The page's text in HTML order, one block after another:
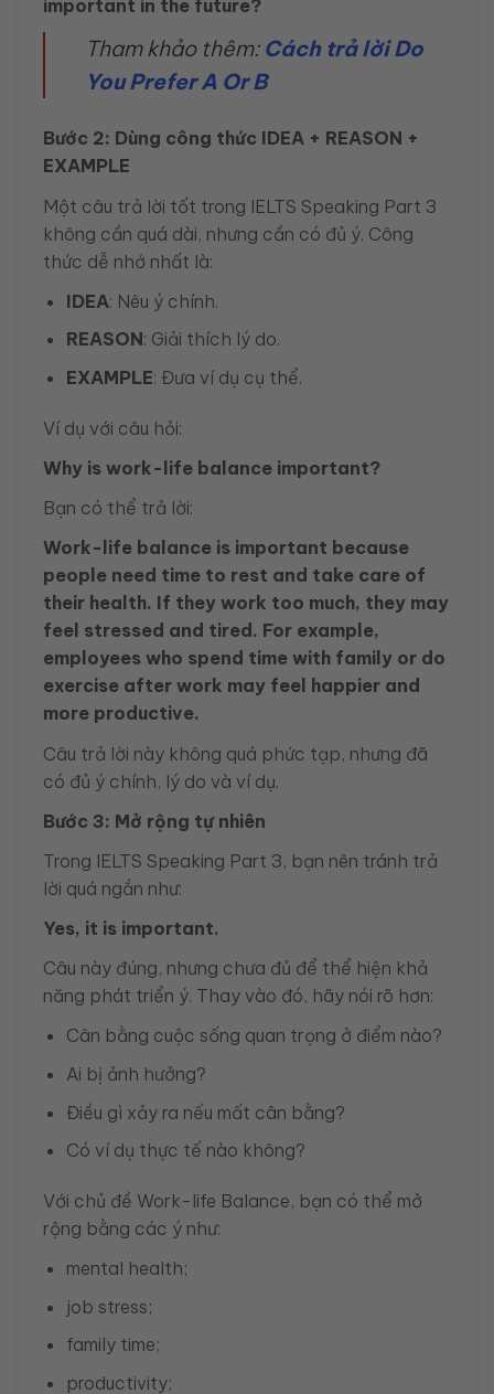
important in the future?
Tham khảo thêm: Cách trả lời Do
You Prefer A Or B
Bước 2: Dùng công thức IDEA + REASON +
EXAMPLE
Một câu trả lời tốt trong IELTS Speaking Part 3
không cần quá dài, nhưng cần có đủ ý. Công
thức dễ nhớ nhất là:
IDEA: Nêu ý chính.
REASON: Giải thích lý do.
EXAMPLE: Đưa ví dụ cụ thể.
Ví dụ với câu hỏi:
Why is work-life balance important?
Bạn có thể trả lời:
Work-life balance is important because
people need time to rest and take care of
their health. If they work too much, they may
feel stressed and tired. For example,
employees who spend time with family or do
exercise after work may feel happier and
more productive.
Câu trả lời này không quá phức tạp, nhưng đã
có đủ ý chính, lý do và ví dụ.
Bước 3: Mở rộng tự nhiên
Trong IELTS Speaking Part 3, bạn nên tránh trả
lời quá ngắn như:
Yes, it is important.
Câu này đúng, nhưng chưa đủ để thể hiện khả
năng phát triển ý. Thay vào đó, hãy nói rõ hơn:
Cân bằng cuộc sống quan trọng ở điểm nào?
Ai bị ảnh hưởng?
Điều gì xảy ra nếu mất cân bằng?
Có ví dụ thực tế nào không?
Với chủ đề Work-life Balance, bạn có thể mở
rộng bằng các ý như:
mental health;
job stress;
family time;
productivity;